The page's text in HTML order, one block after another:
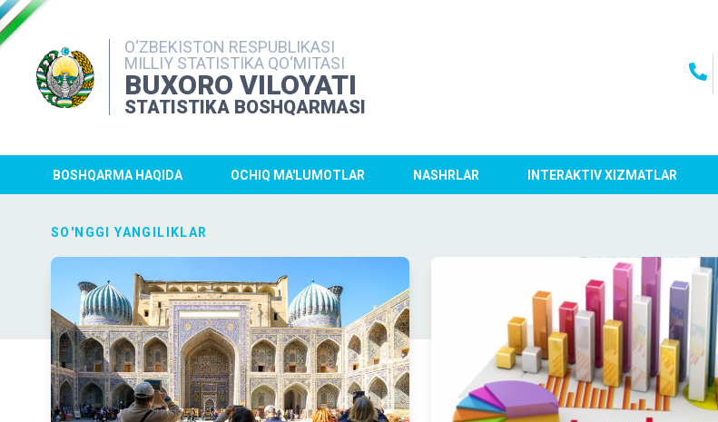
O‘ZBEKISTON RESPUBLIKASI
MILLIY STATISTIKA QO‘MITASI
BUXORO VILOYATI
STATISTIKA BOSHQARMASI
BOSHQARMA HAQIDA OCHIQ MA'LUMOTLAR NASHRLAR INTERAKTIV XIZMATLAR
SO'NGGI YANGILIKLAR